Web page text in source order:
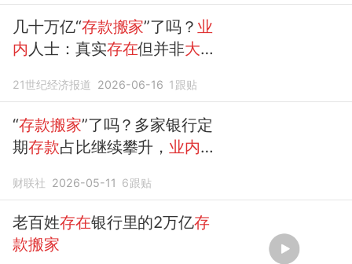
几十万亿“存款搬家”了吗？ 业
内 人士：真实存在但并非大规
21世纪经济报道 2026-06-16 1 跟贴
“存款搬家”了吗？多家银行定
期存款占比继续攀升， 业内：
财联社 2026-05-11 6跟贴
老百姓存在银行里的2万亿存
款搬家